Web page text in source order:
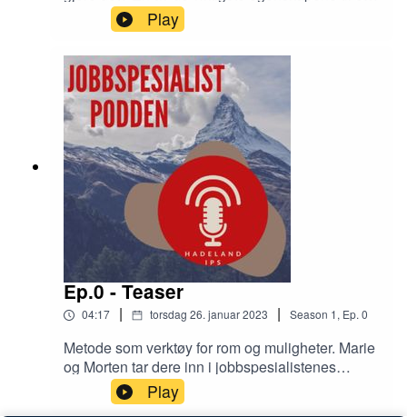
jobbspesialist er å være genuint nysgjerrige og
skape relasjon. Tenkt kreativt og møt mennesker
der de er.
Play
Ep.0 - Teaser
04:17 | torsdag 26. januar 2023 | Season 1, Ep. 0
Metode som verktøy for rom og muligheter. Marie
og Morten tar dere inn i jobbspesialistenes
univers. Her får vi et hyggelige møte med
hvordan disse to tolker metode og hverdagen
Play